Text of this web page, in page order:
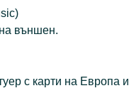
външен.
с карти на Европа и